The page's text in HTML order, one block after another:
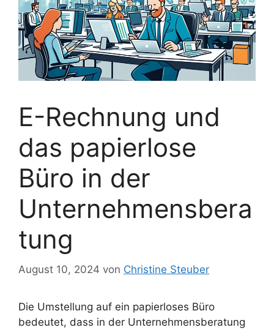
E-Rechnung und
das papierlose
Büro in der
Unternehmensbera
tung
August 10, 2024 von Christine Steuber
Die Umstellung auf ein papierloses Büro
bedeutet, dass in der Unternehmensberatung